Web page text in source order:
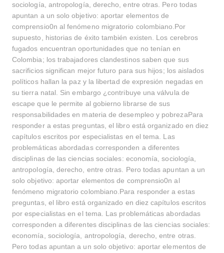
sociología, antropología, derecho, entre otras. Pero todas
apuntan a un solo objetivo: aportar elementos de
comprensio0n al fenómeno migratorio colombiano.Por
supuesto, historias de éxito también existen. Los cerebros
fugados encuentran oportunidades que no tenían en
Colombia; los trabajadores clandestinos saben que sus
sacrificios significan mejor futuro para sus hijos; los aislados
políticos hallan la paz y la libertad de expresión negadas en
su tierra natal. Sin embargo ¿contribuye una válvula de
escape que le permite al gobierno librarse de sus
responsabilidades en materia de desempleo y pobrezaPara
responder a estas preguntas, el libro está organizado en diez
capítulos escritos por especialistas en el tema. Las
problemáticas abordadas corresponden a diferentes
disciplinas de las ciencias sociales: economía, sociología,
antropología, derecho, entre otras. Pero todas apuntan a un
solo objetivo: aportar elementos de comprensio0n al
fenómeno migratorio colombiano.Para responder a estas
preguntas, el libro está organizado en diez capítulos escritos
por especialistas en el tema. Las problemáticas abordadas
corresponden a diferentes disciplinas de las ciencias sociales:
economía, sociología, antropología, derecho, entre otras.
Pero todas apuntan a un solo objetivo: aportar elementos de